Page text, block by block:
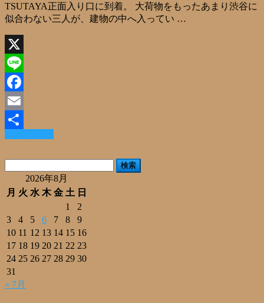
TSUTAYA正面入り口に到着。 大荷物をもったあまり渋谷に
似合わない三人が、建物の中へ入ってい …
X
Line
Facebook
Email
共
有
2026年8月
月 火 水 木 金 土 日
1
2
3
4 5 6 7 8
9
10 11 12 13 14 15 16
17 18 19 20 21 22 23
24 25 26 27 28 29 30
31
« 7月